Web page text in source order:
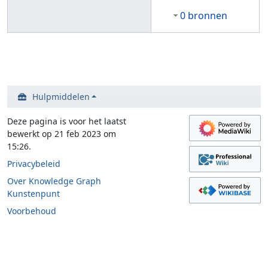
0 bronnen
Hulpmiddelen
Deze pagina is voor het laatst
bewerkt op 21 feb 2023 om
15:26.
Privacybeleid
Over Knowledge Graph
Kunstenpunt
Voorbehoud